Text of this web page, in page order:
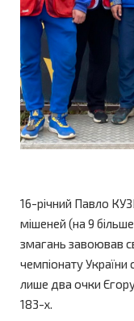
16-річний Павло
мішеней (на 9
змагань завоював
чемпіонату
лише два очки
183-х.